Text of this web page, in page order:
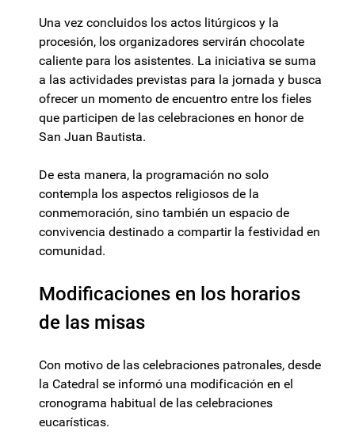
Una vez concluidos los actos litúrgicos y la
procesión, los organizadores servirán chocolate
caliente para los asistentes. La iniciativa se suma
a las actividades previstas para la jornada y busca
ofrecer un momento de encuentro entre los fieles
que participen de las celebraciones en honor de
San Juan Bautista.
De esta manera, la programación no solo
contempla los aspectos religiosos de la
conmemoración, sino también un espacio de
convivencia destinado a compartir la festividad en
comunidad.
Modificaciones en los horarios
de las misas
Con motivo de las celebraciones patronales, desde
la Catedral se informó una modificación en el
cronograma habitual de las celebraciones
eucarísticas.